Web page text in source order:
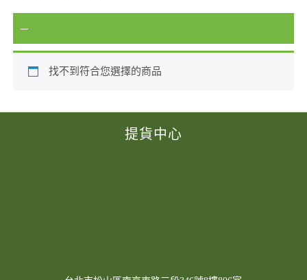
—
找不到符合您選擇的商品
提貨中心